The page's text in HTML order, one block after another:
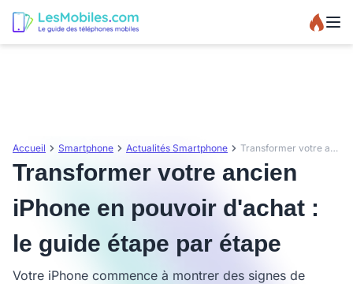
Accueil Smartphone Actualités Smartphone Transformer votre ancien iPhone en pouvoir d'achat : le guide étape par étape
Transformer votre ancien
iPhone en pouvoir d'achat :
le guide étape par étape
Votre iPhone commence à montrer des signes de